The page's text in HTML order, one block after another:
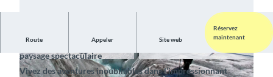
© Outdoor – Bergsportschule, Interlaken Touris
mus |CC-BY-SA
© Outdoor Switzerland AG, Interlaken Tourism
us |CC-BY-SA
Route Appeler Site web
Réservez
maintenant
Lancez-vous dans un circuit découverte guidé au cœur d’un
paysage spectaculaire
Vivez des aventures inoubliables dans l’impressionnant